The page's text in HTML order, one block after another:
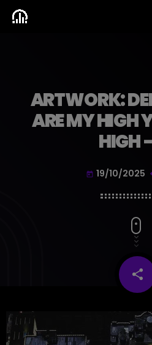
ARTWORK:
ARE MY HIGH
HIGH
today 19/10/2025
share
email